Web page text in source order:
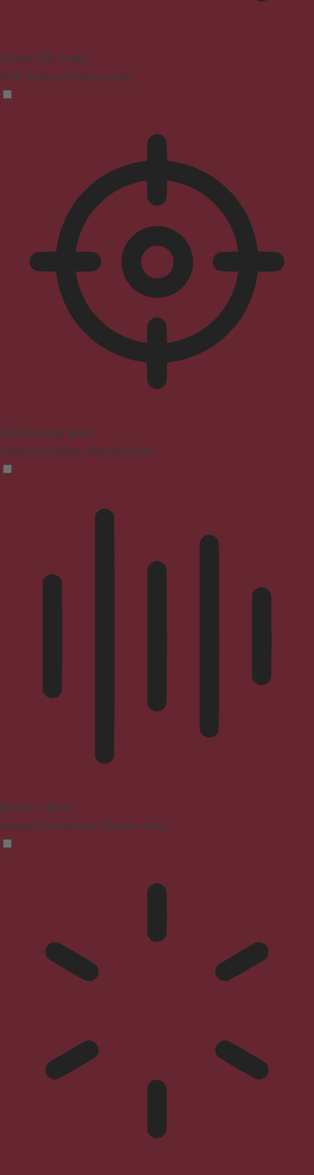
Seizure Safe Profile
Clear flashes & reduces color
ADHD Friendly Mode
Focused browsing, distraction-free
Blindness Mode
Reduces distractions, improves focus